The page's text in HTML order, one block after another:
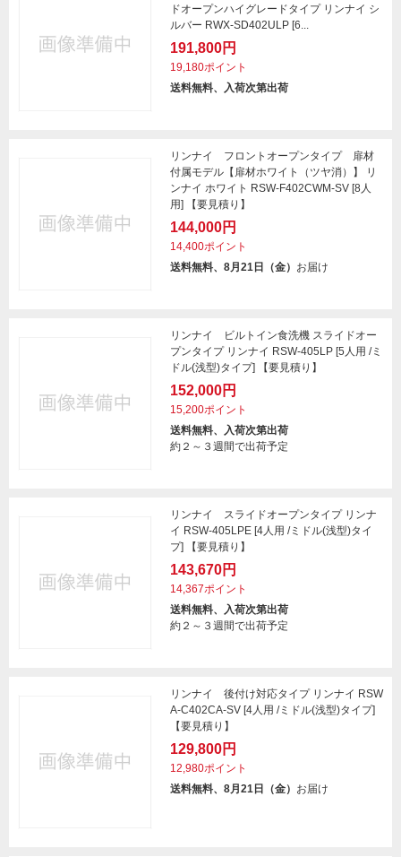
ドオープンハイグレードタイプ リンナイ シ
ルバー RWX-SD402ULP [6...
191,800円
19,180ポイント
送料無料、入荷次第出荷
リンナイ フロントオープンタイプ 扉材
付属モデル【扉材ホワイト（ツヤ消）】 リ
ンナイ ホワイト RSW-F402CWM-SV [8人
用] 【要見積り】
144,000円
14,400ポイント
送料無料、8月21日（金） お届け
リンナイ ビルトイン食洗機 スライドオー
プンタイプ リンナイ RSW-405LP [5人用 /ミ
ドル(浅型)タイプ] 【要見積り】
152,000円
15,200ポイント
送料無料、入荷次第出荷
約２～３週間で出荷予定
リンナイ スライドオープンタイプ リンナ
イ RSW-405LPE [4人用 /ミドル(浅型)タイ
プ] 【要見積り】
143,670円
14,367ポイント
送料無料、入荷次第出荷
約２～３週間で出荷予定
リンナイ 後付け対応タイプ リンナイ RSW
A-C402CA-SV [4人用 /ミドル(浅型)タイプ]
【要見積り】
129,800円
12,980ポイント
送料無料、8月21日（金） お届け